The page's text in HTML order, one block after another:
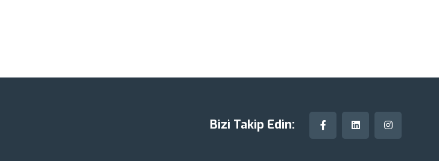
Bizi Takip Edin: